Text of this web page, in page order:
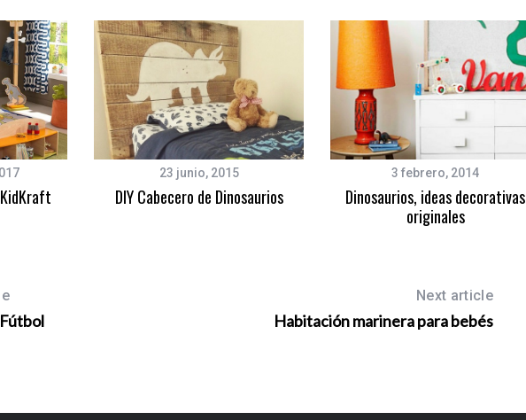
23 junio, 2015
DIY Cabecero de Dinosaurios
3 febrero, 2014
Dinosaurios, ideas decorativas
originales
Next article
Habitación marinera para bebés